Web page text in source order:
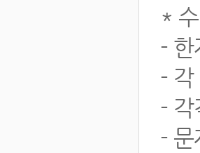
*
- 한
- 각
- 각
- 문